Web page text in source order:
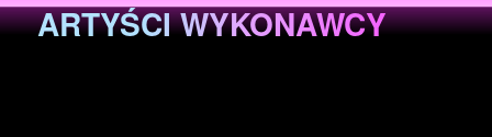
ARTYŚCI WYKONAWCY